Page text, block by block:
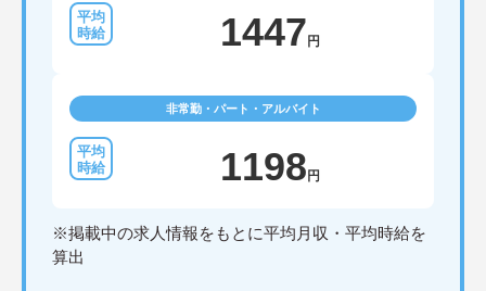
1447 円
非常勤・パート・アルバイト
1198 円
※掲載中の求人情報をもとに平均月収・平均時給を
算出